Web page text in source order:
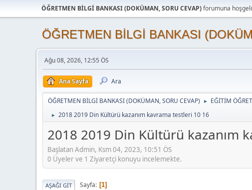
ÖĞRETMEN BİLGİ BANKASI (DOKÜMAN, SORU CEVAP)forumuna
ÖĞRETMEN BİLGİ BANKASI
Ağu 08, 2026, 12:55 ÖS
Ana Sayfa Ara
ÖĞRETMEN BİLGİ BANKASI (DOKÜMAN, SORU CEVAP) ► EĞİTİM
► 2018 2019 Din Kültürü kazanım kavrama testleri 10 16
2018 2019 Din Kültürü kazanım
Başlatan Admin, Ksm 04, 2023, 10:51 ÖS
0 Üyeler ve 1 Ziyaretçi konuyu incelemekte.
AŞAĞI GIT Sayfa 1